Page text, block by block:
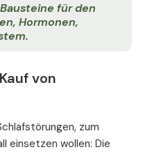
für den
Hormonen,
von
zum
einsetzen wollen: Die